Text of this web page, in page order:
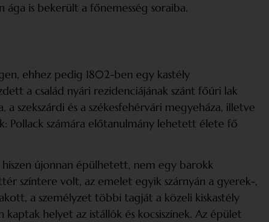
is bekerült a főnemesség soraiba.
ehhez pedig 1802-ben egy kastély
a család nyári rezidenciájának szánt főúri lak
szekszárdi és a székesfehérvári megyeháza, illetve
Pollack számára előtanulmány lehetett élete fő
hiszen újonnan épülhetett, nem egy barokk
színtere volt, az emelet egyik szárnyán a gyerek-,
a személyzet többi tagját a közeli kiskastély
helyet az istállók és kocsiszínek. Az épület